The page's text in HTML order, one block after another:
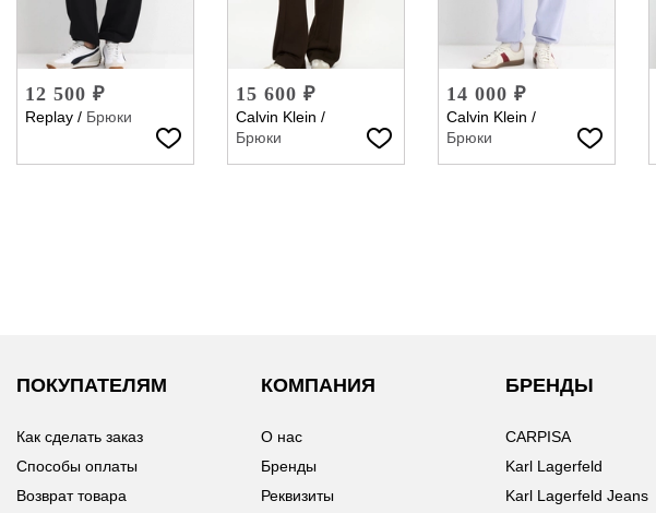
12 500 ₽
Replay / Брюки
15 600 ₽
Calvin Klein /
Брюки
14 000 ₽
Calvin Klein /
Брюки
ПОКУПАТЕЛЯМ
Как сделать заказ
Способы оплаты
Возврат товара
КОМПАНИЯ
О нас
Бренды
Реквизиты
БРЕНДЫ
CARPISA
Karl Lagerfeld
Karl Lagerfeld Jeans